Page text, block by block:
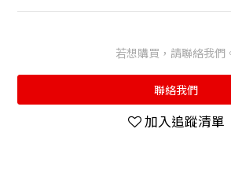
若想購買，請聯絡我們
聯絡我們
加入追蹤清單